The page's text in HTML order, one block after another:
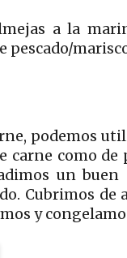
a la
pescado/
podemos
carne como
un
Cubrimos de
y